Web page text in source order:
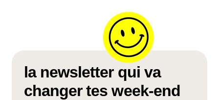
la newsletter qui va
changer tes week-end